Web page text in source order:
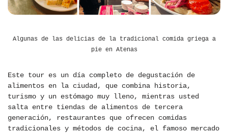
Algunas de las delicias de la tradicional comida griega a
pie en Atenas
Este tour es un día completo de degustación de
alimentos en la ciudad, que combina historia,
turismo y un estómago muy lleno, mientras usted
salta entre tiendas de alimentos de tercera
generación, restaurantes que ofrecen comidas
tradicionales y métodos de cocina, el famoso mercado